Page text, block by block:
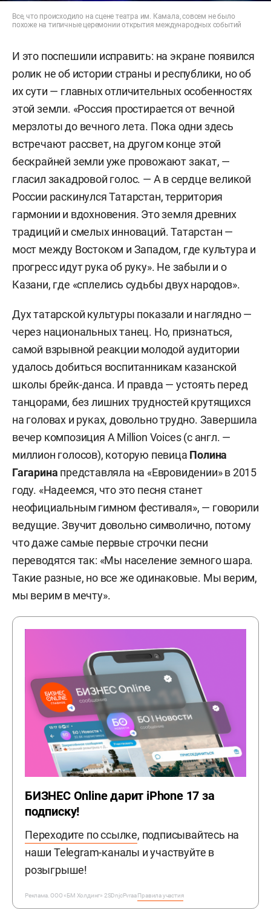
Все, что происходило на сцене театра им. Камала, совсем не было
похоже на типичные церемонии открытия международных событий
И это поспешили исправить: на экране появился
ролик не об истории страны и республики, но об
их сути — главных отличительных особенностях
этой земли. «Россия простирается от вечной
мерзлоты до вечного лета. Пока одни здесь
встречают рассвет, на другом конце этой
бескрайней земли уже провожают закат, —
гласил закадровой голос. — А в сердце великой
России раскинулся Татарстан, территория
гармонии и вдохновения. Это земля древних
традиций и смелых инноваций. Татарстан —
мост между Востоком и Западом, где культура и
прогресс идут рука об руку». Не забыли и о
Казани, где «сплелись судьбы двух народов».
Дух татарской культуры показали и наглядно —
через национальных танец. Но, признаться,
самой взрывной реакции молодой аудитории
удалось добиться воспитанникам казанской
школы брейк-данса. И правда — устоять перед
танцорами, без лишних трудностей крутящихся
на головах и руках, довольно трудно. Завершила
вечер композиция A Million Voices (с англ. —
миллион голосов), которую певица Полина
Гагарина представляла на «Евровидении» в 2015
году. «Надеемся, что это песня станет
неофициальным гимном фестиваля», — говорили
ведущие. Звучит довольно символично, потому
что даже самые первые строчки песни
переводятся так: «Мы население земного шара.
Такие разные, но все же одинаковые. Мы верим,
мы верим в мечту».
БИЗНЕС Online дарит iPhone 17 за
подписку!
Переходите поссылке, подписывайтесь на
наши Telegram-каналы и участвуйте в
розыгрыше!
Реклама. ООО «БМ Холдинг» 2SDnjcPvraaПравила участия